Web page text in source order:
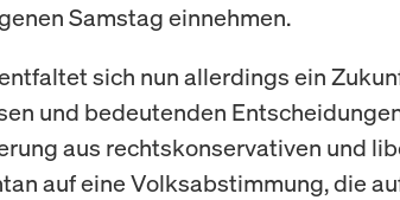
Samstag einnehmen.
sich nun allerdings ein
und bedeutenden
aus rechtskonservativen und
auf eine Volksabstimmung, die